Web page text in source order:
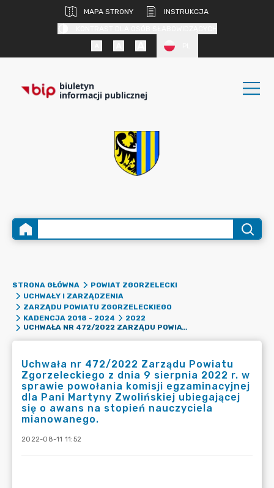
MAPA STRONY
INSTRUKCJA
biuletyn
informacji publicznej
STRONA GŁÓWNA
POWIAT ZGORZELECKI
UCHWAŁY I ZARZĄDZENIA
ZARZĄDU POWIATU ZGORZELECKIEGO
KADENCJA 2018 - 2024
2022
UCHWAŁA NR 472/2022 ZARZĄDU POWIATU ZGORZELECKIEGO Z DNIA 9 SIERPNIA 2022 R. W SPRAWIE POWOŁANIA KOMISJI EGZAMINACYJNEJ DLA PANI MARTYNY ZWOLIŃSKIEJ UBIEGAJĄCEJ SIĘ O AWANS NA STOPIEŃ NAUCZYCIELA MIANOWANEGO.
Uchwała nr 472/2022 Zarządu Powiatu
Zgorzeleckiego z dnia 9 sierpnia 2022 r. w
sprawie powołania komisji egzaminacyjnej
dla Pani Martyny Zwolińskiej ubiegającej
się o awans na stopień nauczyciela
mianowanego.
2022-08-11 11:52